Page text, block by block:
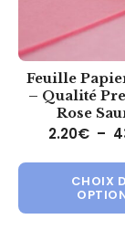
Feuille
– Qualité
Rose
2.20€ –
CHOIX